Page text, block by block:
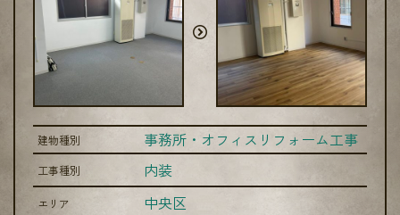
建物種別 事務所・オフィスリフォーム工事
工事種別 内装
エリア 中央区